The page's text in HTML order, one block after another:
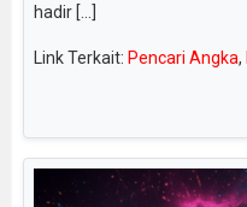
hadir [...]
Link Terkait: Pencari Angka,